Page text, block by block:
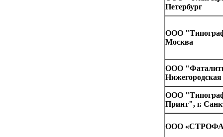
Петербург
ООО
Москва
ООО
Нижегородская
ООО
Принт", г.
ООО